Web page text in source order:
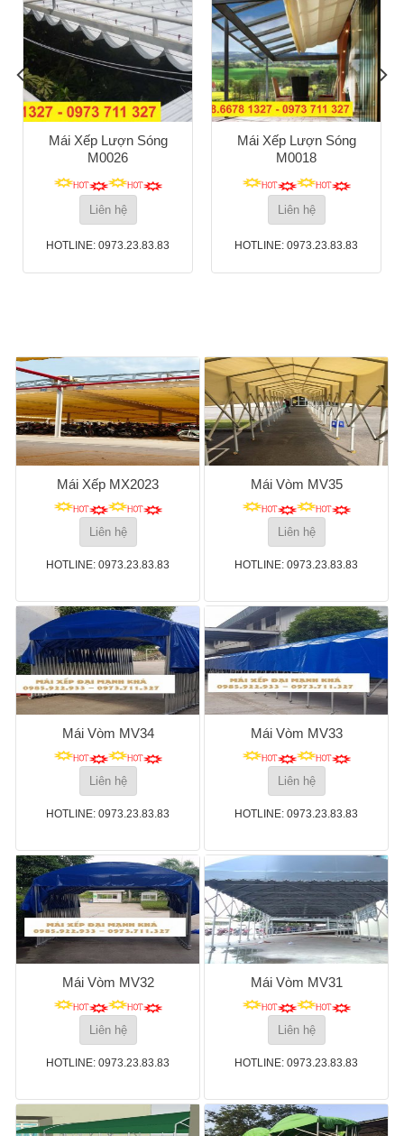
Mái Xếp Lượn Sóng
M0026
Liên hệ
HOTLINE: 0973.23.83.83
Mái Xếp Lượn Sóng
M0018
Liên hệ
HOTLINE: 0973.23.83.83
Mái Xếp MX2023
Liên hệ
HOTLINE: 0973.23.83.83
Mái Vòm MV35
Liên hệ
HOTLINE: 0973.23.83.83
Mái Vòm MV34
Liên hệ
HOTLINE: 0973.23.83.83
Mái Vòm MV33
Liên hệ
HOTLINE: 0973.23.83.83
Mái Vòm MV32
Liên hệ
HOTLINE: 0973.23.83.83
Mái Vòm MV31
Liên hệ
HOTLINE: 0973.23.83.83